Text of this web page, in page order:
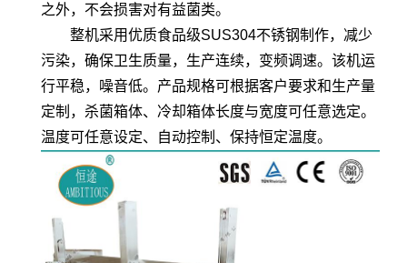
之外，不会损害对有益菌类。
整机采用优质食品级SUS304不锈钢制作，减少
污染，确保卫生质量，生产连续，变频调速。该机运
行平稳，噪音低。产品规格可根据客户要求和生产量
定制，杀菌箱体、冷却箱体长度与宽度可任意选定。
温度可任意设定、自动控制、保持恒定温度。